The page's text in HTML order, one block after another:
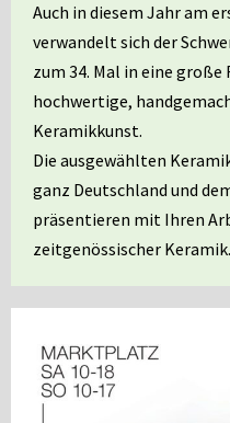
Auch in diesem Jahr am
verwandelt sich der
zum 34. Mal in eine
hochwertige,
Keramikkunst.
Die ausgewählten
ganz Deutschland und
präsentieren mit Ihren
zeitgenössischer Keramik.